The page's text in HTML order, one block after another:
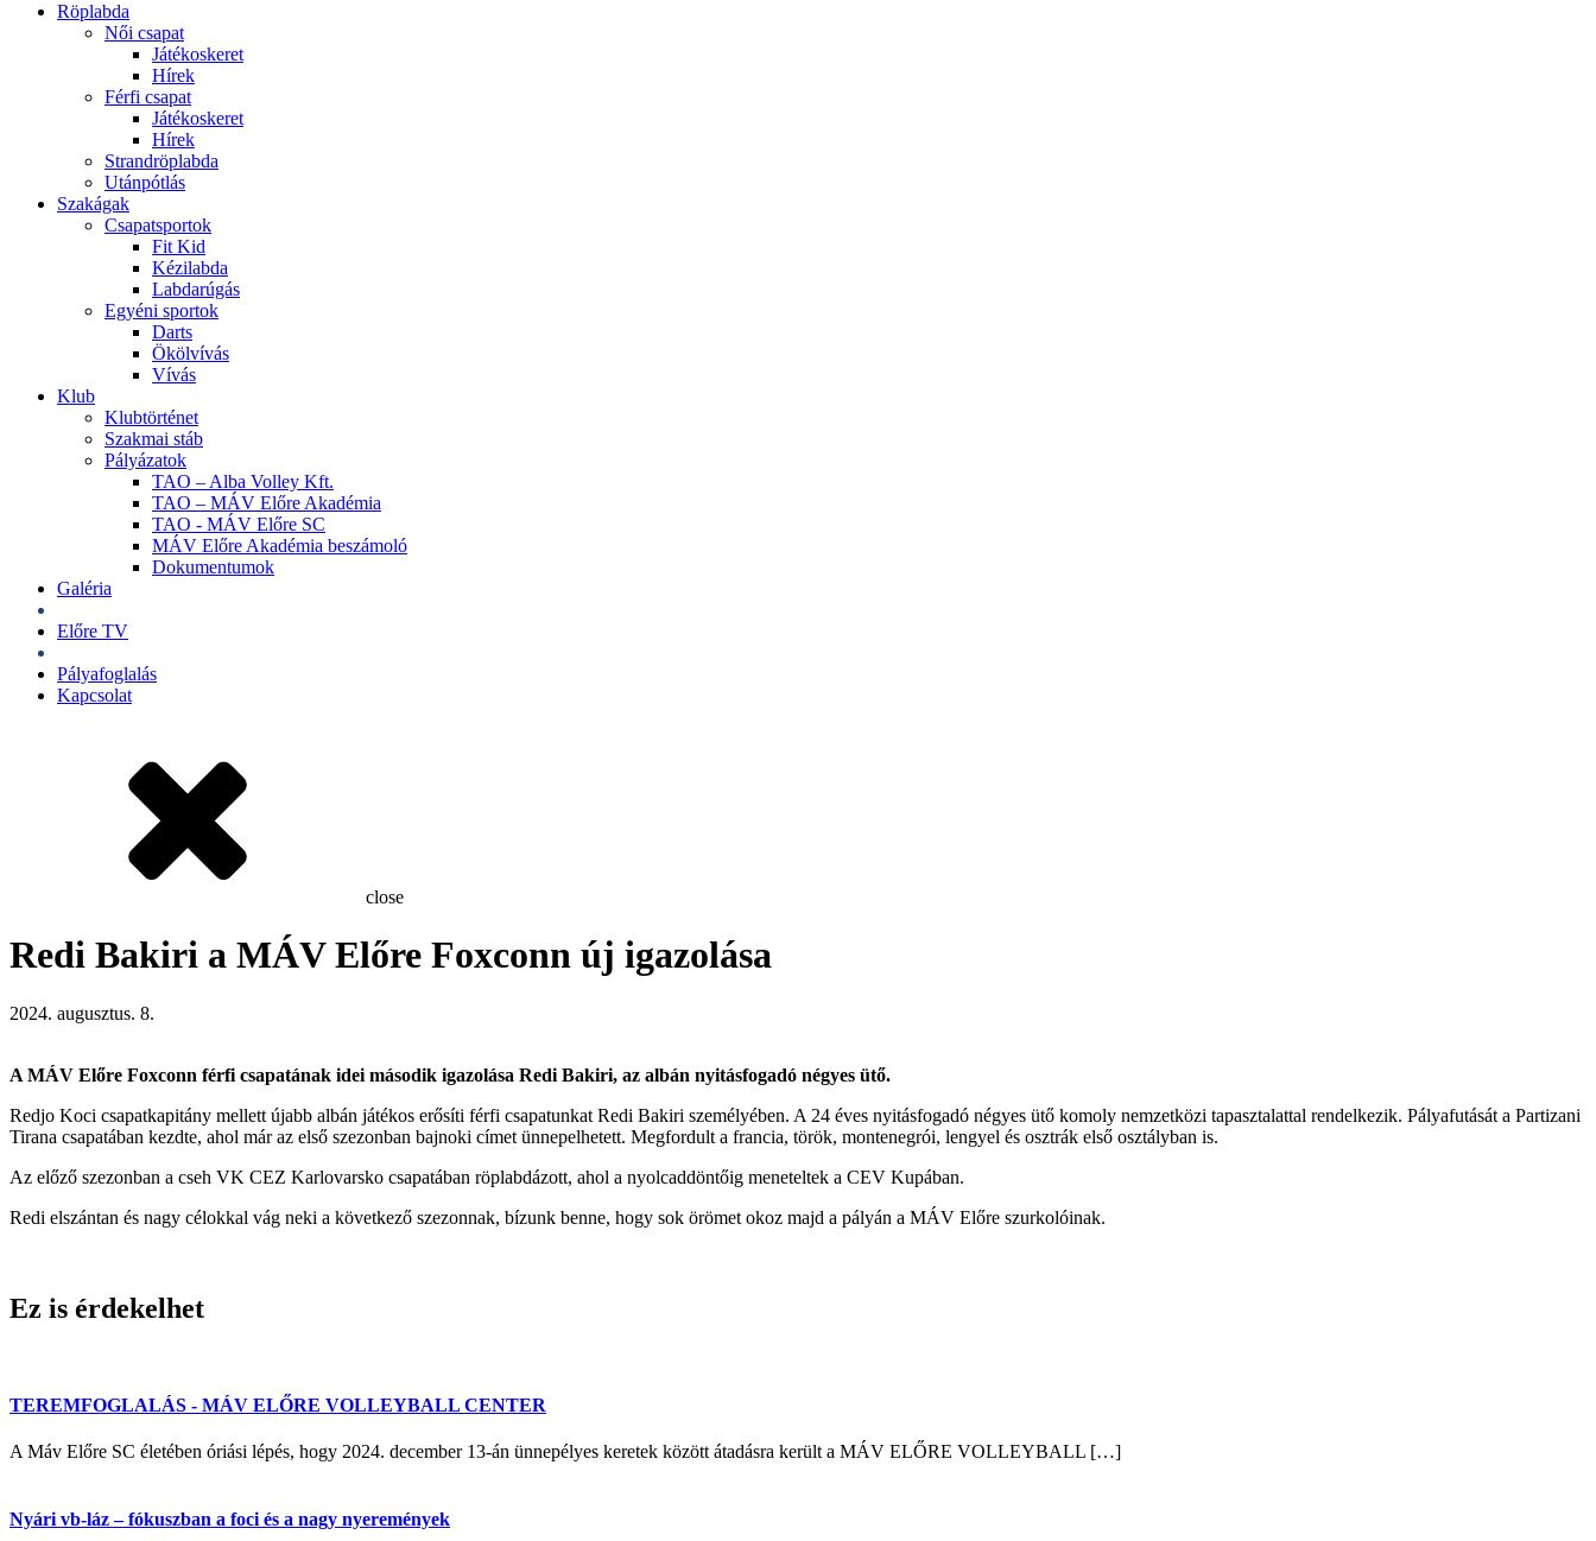
Röplabda
Női csapat
Játékoskeret
Hírek
Férfi csapat
Játékoskeret
Hírek
Strandröplabda
Utánpótlás
Szakágak
Csapatsportok
Fit Kid
Kézilabda
Labdarúgás
Egyéni sportok
Darts
Ökölvívás
Vívás
Klub
Klubtörténet
Szakmai stáb
Pályázatok
TAO – Alba Volley Kft.
TAO – MÁV Előre Akadémia
TAO - MÁV Előre SC
MÁV Előre Akadémia beszámoló
Dokumentumok
Galéria
Előre TV
Pályafoglalás
Kapcsolat
close
Redi Bakiri a MÁV Előre Foxconn új igazolása
2024. augusztus. 8.
A MÁV Előre Foxconn férfi csapatának idei második igazolása Redi Bakiri, az albán nyitásfogadó négyes ütő.
Redjo Koci csapatkapitány mellett újabb albán játékos erősíti férfi csapatunkat Redi Bakiri személyében. A 24 éves nyitásfogadó négyes ütő komoly nemzetközi tapasztalattal rendelkezik. Pályafutását a Partizani
Tirana csapatában kezdte, ahol már az első szezonban bajnoki címet ünnepelhetett. Megfordult a francia, török, montenegrói, lengyel és osztrák első osztályban is.
Az előző szezonban a cseh VK CEZ Karlovarsko csapatában röplabdázott, ahol a nyolcaddöntőig meneteltek a CEV Kupában.
Redi elszántan és nagy célokkal vág neki a következő szezonnak, bízunk benne, hogy sok örömet okoz majd a pályán a MÁV Előre szurkolóinak.
Ez is érdekelhet
TEREMFOGLALÁS - MÁV ELŐRE VOLLEYBALL CENTER
A Máv Előre SC életében óriási lépés, hogy 2024. december 13-án ünnepélyes keretek között átadásra került a MÁV ELŐRE VOLLEYBALL […]
Nyári vb-láz – fókuszban a foci és a nagy nyeremények